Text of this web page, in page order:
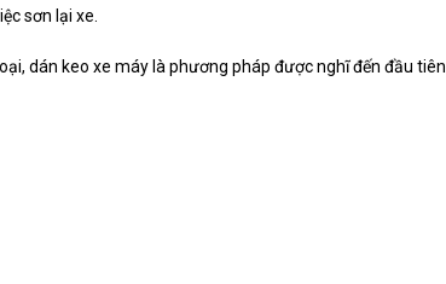
sơn lại xe.
dán keo xe máy là phương pháp được nghĩ đến đầu tiên.